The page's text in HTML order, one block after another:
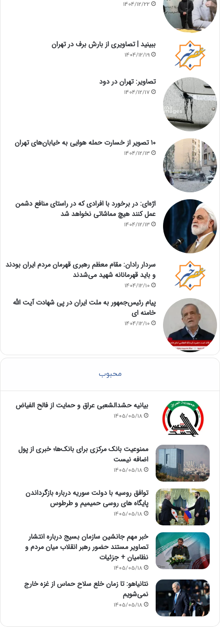
1404/12/22
ببینید | تصاویری از بارش برف در تهران
1404/12/19
تصاویر: تهران در دود
1404/12/17
۱۰ تصویر از خسارت حمله هوایی به خیابان‌های تهران
1404/12/13
اژه‌ای: در برخورد با افرادی که در راستای منافع دشمن
عمل کنند هیچ مماشاتی نخواهد شد
1404/12/13
سردار رادان: مقام معظم رهبری قهرمان مردم ایران بودند
و باید قهرمانانه شهید می‌شدند
1404/12/10
پیام رئیس‌جمهور به ملت ایران در پی شهادت آیت الله
خامنه ای
1404/12/10
محبوب
بیانیه حشدالشعبی عراق و حمایت از فالح الفیاض
1405/05/18
ممنوعیت بانک مرکزی برای بانک‌ها؛ خبری از پول
اضافه نیست
1405/05/18
توافق روسیه با دولت سوریه درباره بازگرداندن
پایگاه های روسی حمیمیم و طرطوس
1405/05/18
خبر مهم جانشین سازمان بسیج درباره انتشار
تصاویر مستند حضور رهبر انقلاب میان مردم و
نظامیان + جزئیات
1405/05/18
نتانیاهو: تا زمان خلع سلاح حماس از غزه خارج
نمی‌شویم
1405/05/18